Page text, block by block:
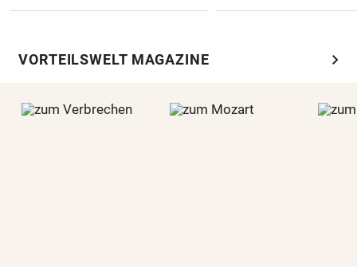
VORTEILSWELT MAGAZINE chevron_right